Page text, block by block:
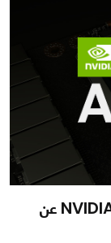
تعرف على الموعد الخاص بإعلان شركة NVIDIA عن